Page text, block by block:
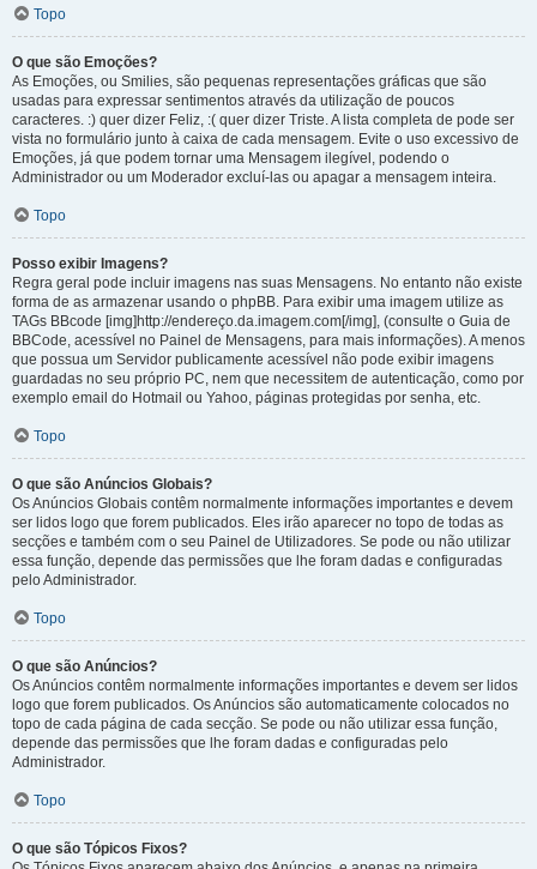
Topo
O que são Emoções?
As Emoções, ou Smilies, são pequenas representações gráficas que são
usadas para expressar sentimentos através da utilização de poucos
caracteres. :) quer dizer Feliz, :( quer dizer Triste. A lista completa de pode ser
vista no formulário junto à caixa de cada mensagem. Evite o uso excessivo de
Emoções, já que podem tornar uma Mensagem ilegível, podendo o
Administrador ou um Moderador excluí-las ou apagar a mensagem inteira.
Topo
Posso exibir Imagens?
Regra geral pode incluir imagens nas suas Mensagens. No entanto não existe
forma de as armazenar usando o phpBB. Para exibir uma imagem utilize as
TAGs BBcode [img]http://endereço.da.imagem.com[/img], (consulte o Guia de
BBCode, acessível no Painel de Mensagens, para mais informações). A menos
que possua um Servidor publicamente acessível não pode exibir imagens
guardadas no seu próprio PC, nem que necessitem de autenticação, como por
exemplo email do Hotmail ou Yahoo, páginas protegidas por senha, etc.
Topo
O que são Anúncios Globais?
Os Anúncios Globais contêm normalmente informações importantes e devem
ser lidos logo que forem publicados. Eles irão aparecer no topo de todas as
secções e também com o seu Painel de Utilizadores. Se pode ou não utilizar
essa função, depende das permissões que lhe foram dadas e configuradas
pelo Administrador.
Topo
O que são Anúncios?
Os Anúncios contêm normalmente informações importantes e devem ser lidos
logo que forem publicados. Os Anúncios são automaticamente colocados no
topo de cada página de cada secção. Se pode ou não utilizar essa função,
depende das permissões que lhe foram dadas e configuradas pelo
Administrador.
Topo
O que são Tópicos Fixos?